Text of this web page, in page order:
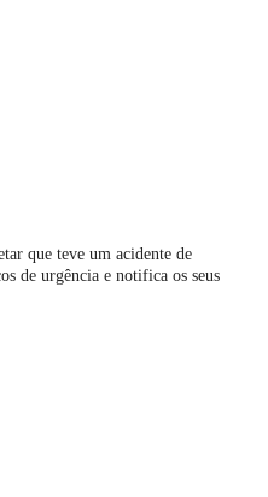
que teve um acidente de
de urgência e notifica os seus